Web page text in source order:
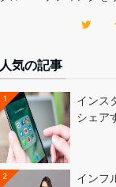
人気の記事
1
インス
シェア
2
インフ